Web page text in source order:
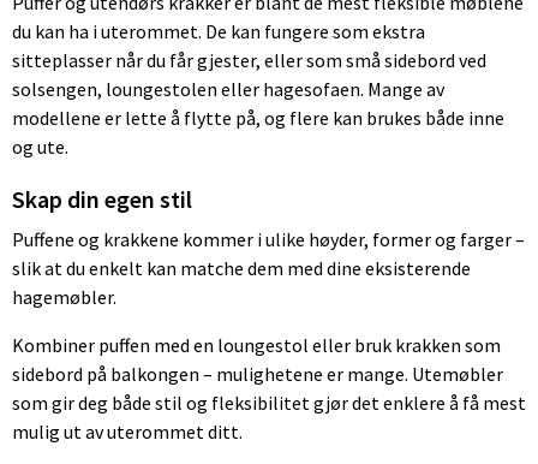
du kan ha i uterommet. De kan fungere som ekstra
sitteplasser når du får gjester, eller som små sidebord ved
solsengen, loungestolen eller hagesofaen. Mange av
modellene er lette å flytte på, og flere kan brukes både inne
og ute.
Skap din egen stil
Puffene og krakkene kommer i ulike høyder, former og farger –
slik at du enkelt kan matche dem med dine eksisterende
hagemøbler.
Kombiner puffen med en loungestol eller bruk krakken som
sidebord på balkongen – mulighetene er mange. Utemøbler
som gir deg både stil og fleksibilitet gjør det enklere å få mest
mulig ut av uterommet ditt.